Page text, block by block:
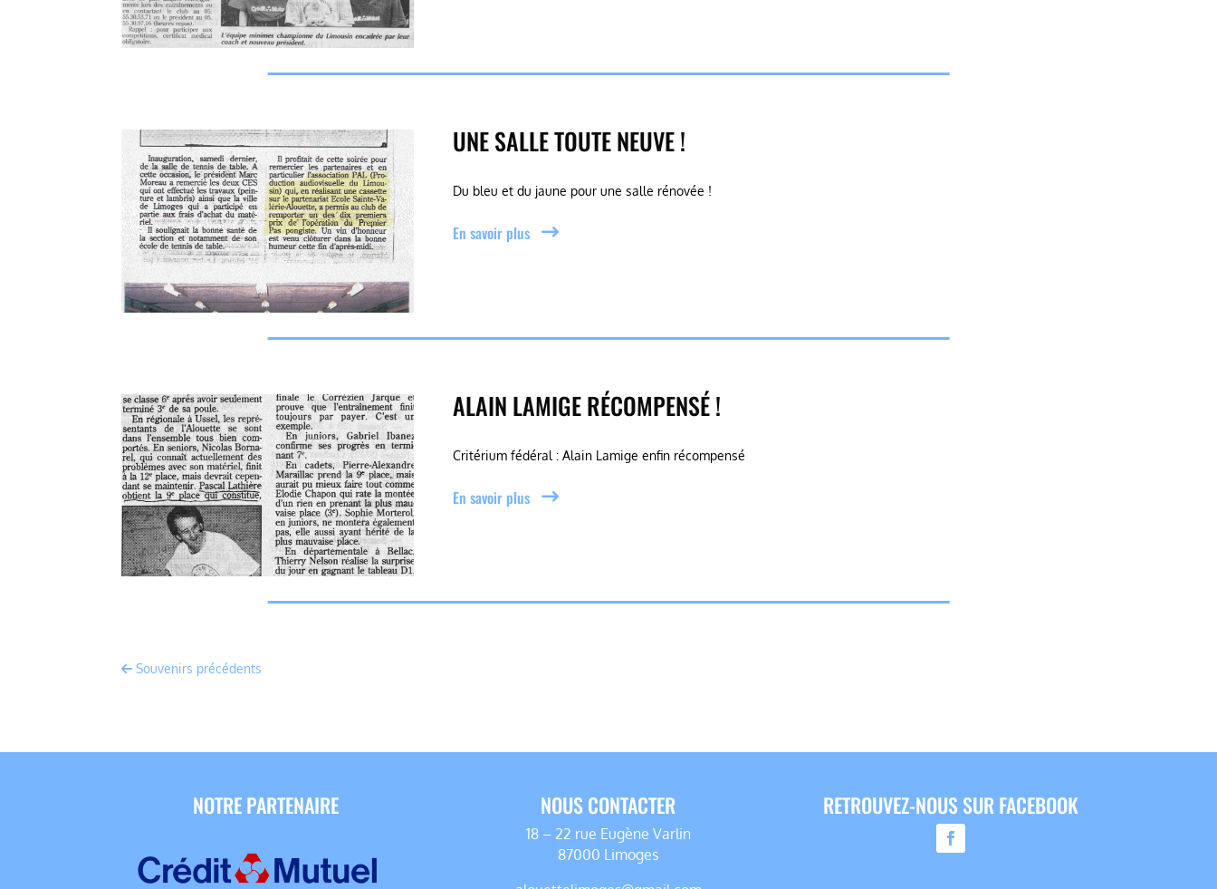
UNE SALLE TOUTE NEUVE !
Du bleu et du jaune pour une salle rénovée !
En savoir plus
ALAIN LAMIGE RÉCOMPENSÉ !
Critérium fédéral : Alain Lamige enfin récompensé
En savoir plus
Souvenirs précédents
NOTRE PARTENAIRE NOUS CONTACTER
18 – 22 rue Eugène Varlin
87000 Limoges
RETROUVEZ-NOUS SUR FACEBOOK